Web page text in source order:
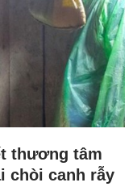
thương tâm
chòi canh rẫy